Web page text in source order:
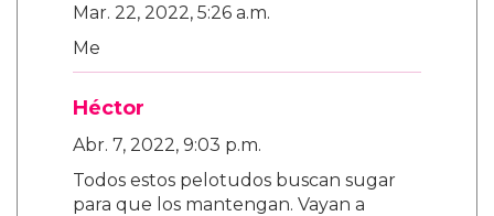
Mar. 22, 2022, 5:26 a.m.
Me
Héctor
Abr. 7, 2022, 9:03 p.m.
Todos estos pelotudos buscan sugar
para que los mantengan. Vayan a